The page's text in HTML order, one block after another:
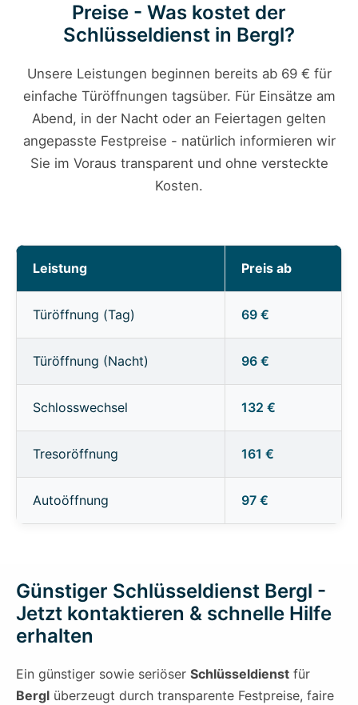
Preise - Was kostet der
Schlüsseldienst in Bergl?
Unsere Leistungen beginnen bereits ab 69 € für
einfache Türöffnungen tagsüber. Für Einsätze am
Abend, in der Nacht oder an Feiertagen gelten
angepasste Festpreise - natürlich informieren wir
Sie im Voraus transparent und ohne versteckte
Kosten.
Leistung Preis ab
Türöffnung (Tag) 69 €
Türöffnung (Nacht) 96 €
Schlosswechsel 132 €
Tresoröffnung 161 €
Autoöffnung 97 €
Günstiger Schlüsseldienst Bergl -
Jetzt kontaktieren & schnelle Hilfe
erhalten
Ein günstiger sowie seriöser Schlüsseldienst für
Bergl überzeugt durch transparente Festpreise, faire